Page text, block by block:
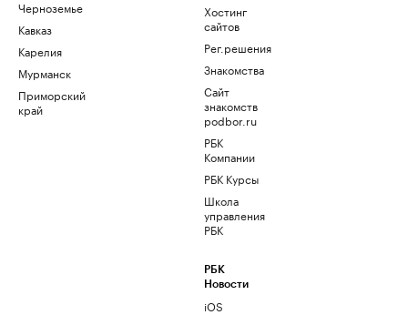
Черноземье
Кавказ
Карелия
Мурманск
Приморский
край
Хостинг
сайтов
Рег.решения
Знакомства
Сайт
знакомств
podbor.ru
РБК
Компании
РБК Курсы
Школа
управления
РБК
РБК
Новости
iOS